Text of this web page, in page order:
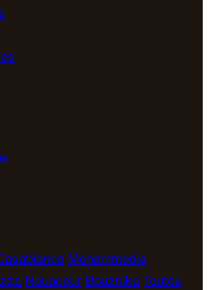
Mohammedia
Nouaceur Bouznika Toutes